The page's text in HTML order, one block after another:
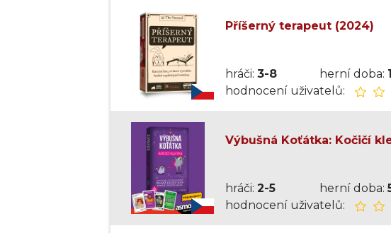
Příšerný terapeut (2024)
hráči: 3-8 herní doba:
hodnocení uživatelů:
Výbušná Koťátka: Kočičí
hráči: 2-5 herní doba:
hodnocení uživatelů: